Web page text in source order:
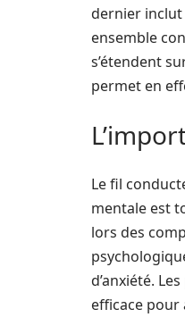
dernier inclut
ensemble
s’étendent
permet en
Le fil
mentale est
lors des
d’anxiété.
efficace pour